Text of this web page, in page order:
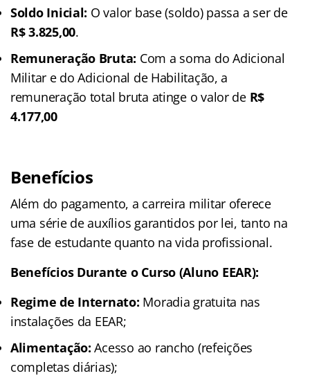
Soldo Inicial: O valor base (soldo) passa a ser de
R$ 3.825,00.
Remuneração Bruta: Com a soma do Adicional
Militar e do Adicional de Habilitação, a
remuneração total bruta atinge o valor de R$
4.177,00
Benefícios
Além do pagamento, a carreira militar oferece
uma série de auxílios garantidos por lei, tanto na
fase de estudante quanto na vida profissional.
Benefícios Durante o Curso (Aluno EEAR):
Regime de Internato: Moradia gratuita nas
instalações da EEAR;
Alimentação: Acesso ao rancho (refeições
completas diárias);